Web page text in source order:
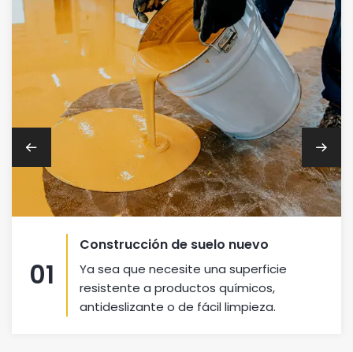
01
Construcción de suelo nuevo
Ya sea que necesite una superficie
resistente a productos químicos,
antideslizante o de fácil limpieza.